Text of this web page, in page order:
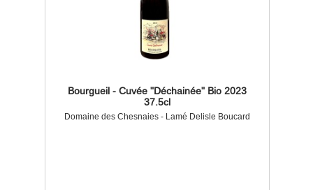
Bourgueil - Cuvée "Déchainée" Bio 2023
37.5cl
Domaine des Chesnaies - Lamé Delisle Boucard